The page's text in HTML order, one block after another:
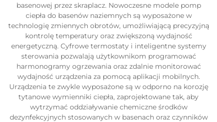
basenowej przez skraplacz. Nowoczesne modele pomp
ciepła do basenów naziemnych są wyposażone w
technologię zmiennych obrotów, umożliwiającą precyzyjną
kontrolę temperatury oraz zwiększoną wydajność
energetyczną. Cyfrowe termostaty i inteligentne systemy
sterowania pozwalają użytkownikom programować
harmonogramy ogrzewania oraz zdalnie monitorować
wydajność urządzenia za pomocą aplikacji mobilnych.
Urządzenia te zwykle wyposażone są w odporno na korozję
tytanowe wymienniki ciepła, zaprojektowane tak, aby
wytrzymać oddziaływanie chemiczne środków
dezynfekcyjnych stosowanych w basenach oraz czynników